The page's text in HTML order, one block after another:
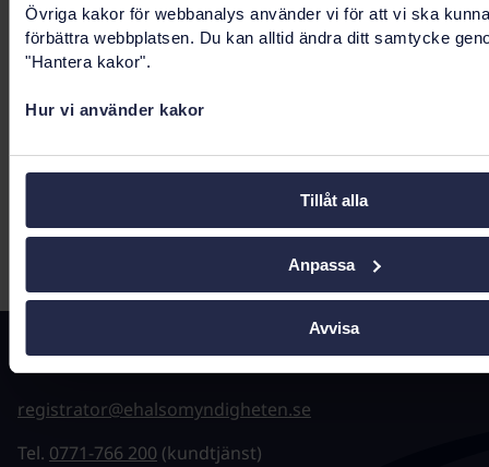
Övriga kakor för webbanalys använder vi för att vi ska
förbättra webbplatsen. Du kan alltid ändra ditt samtycke
"Hantera kakor".
Hur vi använder kakor
Tillåt alla
Anpassa
Avvisa
nationella råden. Kopplat till råden finns
arbetsgrupper och referensgrupper som bland
informationsarkitektur, organisation, lösning
den nationella digitala infrastrukturen.
Senast uppdaterad: 12 februari 2026
Kontakta oss
registrator@ehalsomyndigheten.se
Tel. 0771-766 200 (kundtjänst)